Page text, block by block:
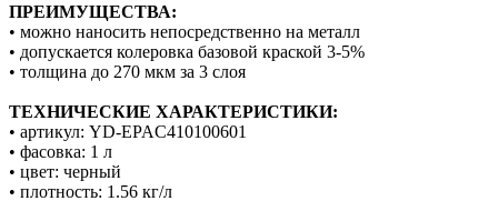
ПРЕИМУЩЕСТВА:
• можно наносить непосредственно на металл
• допускается колеровка базовой краской 3-5%
• толщина до 270 мкм за 3 слоя
ТЕХНИЧЕСКИЕ ХАРАКТЕРИСТИКИ:
• артикул: YD-EPAC410100601
• фасовка: 1 л
• цвет: черный
• плотность: 1.56 кг/л